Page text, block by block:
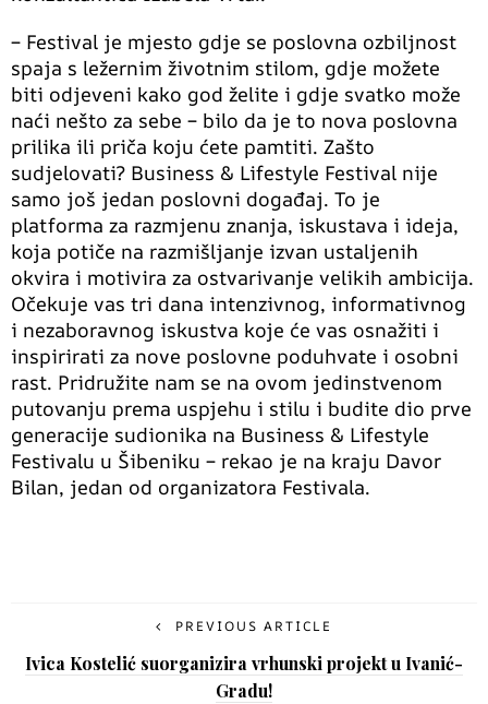
– Festival je mjesto gdje se poslovna ozbiljnost
spaja s ležernim životnim stilom, gdje možete
biti odjeveni kako god želite i gdje svatko može
naći nešto za sebe – bilo da je to nova poslovna
prilika ili priča koju ćete pamtiti. Zašto
sudjelovati? Business & Lifestyle Festival nije
samo još jedan poslovni događaj. To je
platforma za razmjenu znanja, iskustava i ideja,
koja potiče na razmišljanje izvan ustaljenih
okvira i motivira za ostvarivanje velikih ambicija.
Očekuje vas tri dana intenzivnog, informativnog
i nezaboravnog iskustva koje će vas osnažiti i
inspirirati za nove poslovne poduhvate i osobni
rast. Pridružite nam se na ovom jedinstvenom
putovanju prema uspjehu i stilu i budite dio prve
generacije sudionika na Business & Lifestyle
Festivalu u Šibeniku – rekao je na kraju Davor
Bilan, jedan od organizatora Festivala.
PREVIOUS ARTICLE
Ivica Kostelić suorganizira vrhunski projekt u Ivanić-
Gradu!